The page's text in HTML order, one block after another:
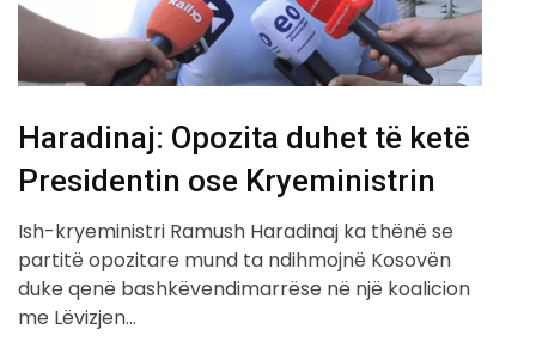
Haradinaj: Opozita duhet të ketë
Presidentin ose Kryeministrin
Ish-kryeministri Ramush Haradinaj ka thënë se
partitë opozitare mund ta ndihmojnë Kosovën
duke qenë bashkëvendimarrëse në një koalicion
me Lëvizjen…